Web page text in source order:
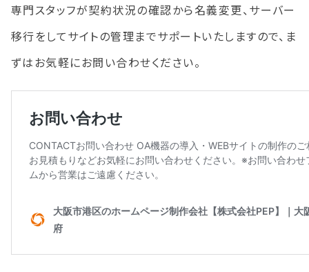
専門スタッフが契約状況の確認から名義変更、サーバー
移行をしてサイトの管理までサポートいたしますので、ま
ずはお気軽にお問い合わせください。